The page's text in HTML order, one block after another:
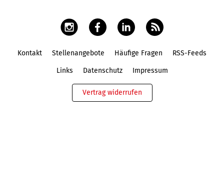
Kontakt Stellenangebote Häufige Fragen RSS-Feeds
Links Datenschutz Impressum
Vertrag widerrufen